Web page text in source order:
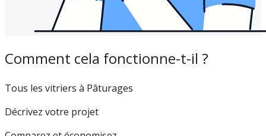
Comment cela fonctionne-t-il ?
Tous les vitriers à Pâturages
Décrivez votre projet